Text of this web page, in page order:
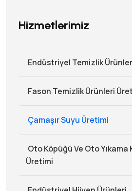
Hizmetlerimiz
Endüstriyel Temizlik
Fason Temizlik Ürünleri
Çamaşır Suyu Üretimi
Oto Köpüğü Ve Oto Yıkama
Üretimi